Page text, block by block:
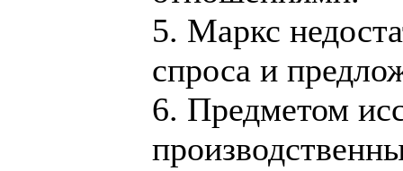
5. Маркс
спроса и
6. Предметом